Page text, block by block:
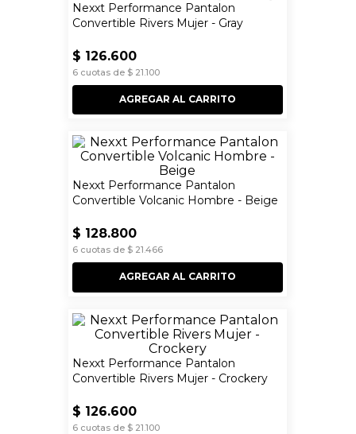
Nexxt Performance Pantalon
Convertible Rivers Mujer - Gray
$ 126.600
6cuotas de $ 21.100
AGREGAR AL CARRITO
Nexxt Performance Pantalon
Convertible Volcanic Hombre - Beige
$ 128.800
6cuotas de $ 21.466
AGREGAR AL CARRITO
Nexxt Performance Pantalon
Convertible Rivers Mujer - Crockery
$ 126.600
6cuotas de $ 21 100